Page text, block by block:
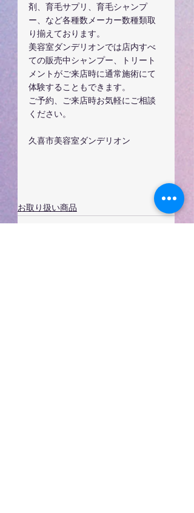
剤、育毛サプリ、育毛シャンプ
ー、など各種数メーカー数種類取
り揃えております。
美容室ダンデリオンでは店内すべ
ての販売中シャンプー、トリート
メントがご来店時に通常施術にて
体験することもできます。
ご予約、ご来店時お気軽にご相談
ください。
久喜市美容室ダンデリオン
お取り扱い商品